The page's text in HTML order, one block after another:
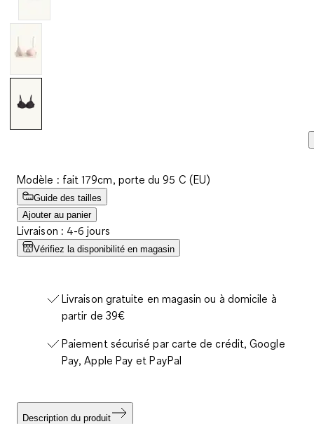
Modèle : fait 179cm, porte du 95 C (EU)
Guide des tailles
Ajouter au panier
Livraison : 4-6 jours
Vérifiez la disponibilité en magasin
Livraison gratuite en magasin ou à domicile à
partir de 39€
Paiement sécurisé par carte de crédit, Google
Pay, Apple Pay et PayPal
Description du produit